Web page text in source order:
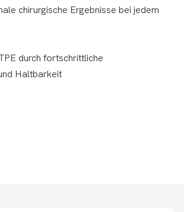
chirurgische Ergebnisse bei jedem
durch fortschrittliche
Haltbarkeit